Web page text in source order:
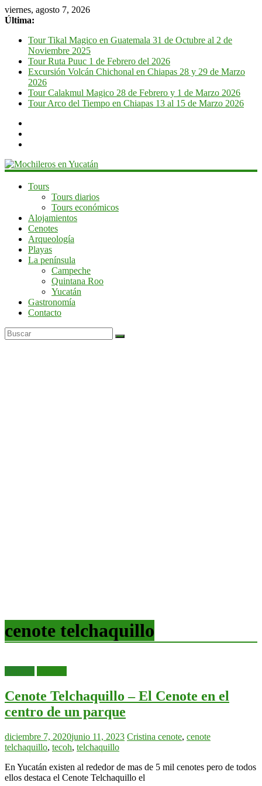
viernes, agosto 7, 2026
Última:
Tour Tikal Magico en Guatemala 31 de Octubre al 2 de
Noviembre 2025
Tour Ruta Puuc 1 de Febrero del 2026
Excursión Volcán Chichonal en Chiapas 28 y 29 de Marzo
2026
Tour Calakmul Magico 28 de Febrero y 1 de Marzo 2026
Tour Arco del Tiempo en Chiapas 13 al 15 de Marzo 2026
Mochileros
Yucatán
Yucatán
Tours
Tours diarios
Tours económicos
Alojamientos
Cenotes
Arqueología
Playas
La península
Campeche
Quintana Roo
Yucatán
Gastronomía
Contacto
cenote telchaquillo
Cenote Telchaquillo – El Cenote en el
centro de un parque
diciembre 7, 2020junio 11, 2023 Cristina cenote, cenote
telchaquillo, tecoh, telchaquillo
En Yucatán existen al rededor de mas de 5 mil cenotes pero de todos
ellos destaca el Cenote Telchaquillo el